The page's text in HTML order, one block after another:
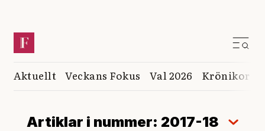
Aktuellt Veckans Fokus Val 2026 Krönikor
Artiklar i nummer: 2017-18